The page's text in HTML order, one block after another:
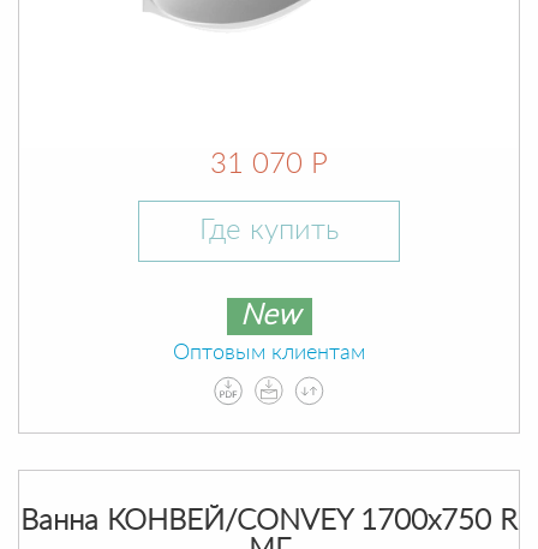
31 070 Р
Где купить
New
Оптовым клиентам
Ванна КОНВЕЙ/CONVEY 1700х750 R